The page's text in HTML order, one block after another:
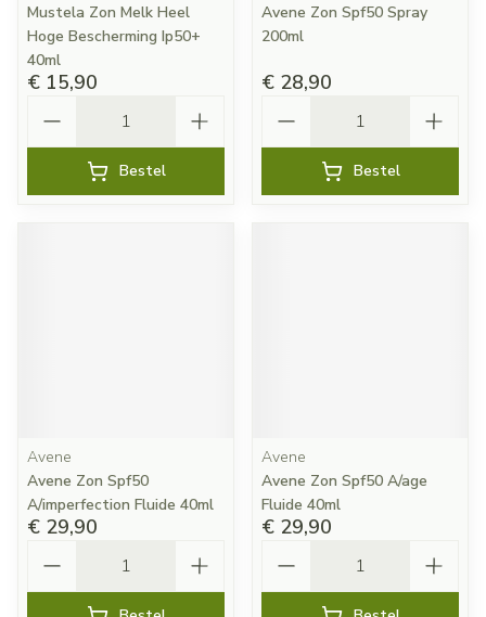
Mustela Zon Melk Heel
Hoge Bescherming Ip50+
40ml
€ 15,90
Bestel
Avene Zon Spf50 Spray
200ml
€ 28,90
Bestel
Avene
Avene Zon Spf50
A/imperfection Fluide 40ml
€ 29,90
Avene
Avene Zon Spf50 A/age
Fluide 40ml
€ 29,90